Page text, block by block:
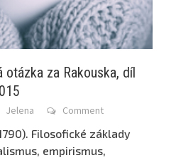
otázka za Rakouska, díl
Jelena Comment
Filosofické základy
empirismus,